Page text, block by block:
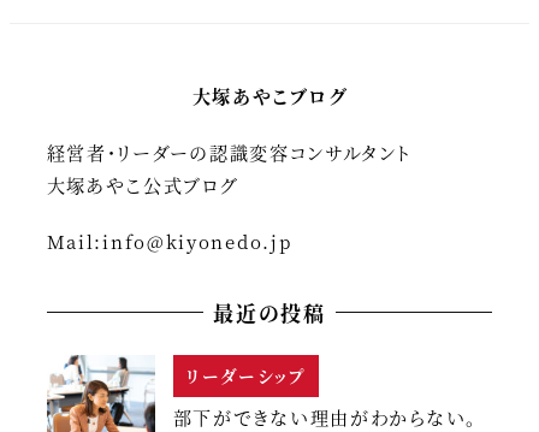
大塚あやこブログ
経営者・リーダーの認識変容コンサルタント
大塚あやこ公式ブログ
Mail:info@kiyonedo.jp
最近の投稿
リーダーシップ
部下ができない理由がわからない。